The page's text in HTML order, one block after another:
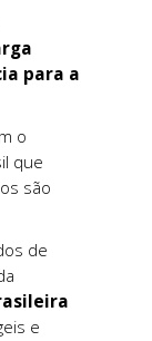
para a
o
que
são
de
e